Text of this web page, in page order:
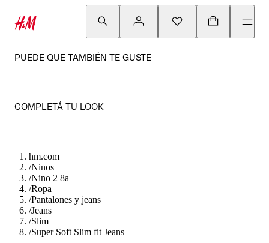
PUEDE QUE TAMBIÉN TE GUSTE
COMPLETÁ TU LOOK
hm.com
/Ninos
/Nino 2 8a
/Ropa
/Pantalones y jeans
/Jeans
/Slim
/Super Soft Slim fit Jeans